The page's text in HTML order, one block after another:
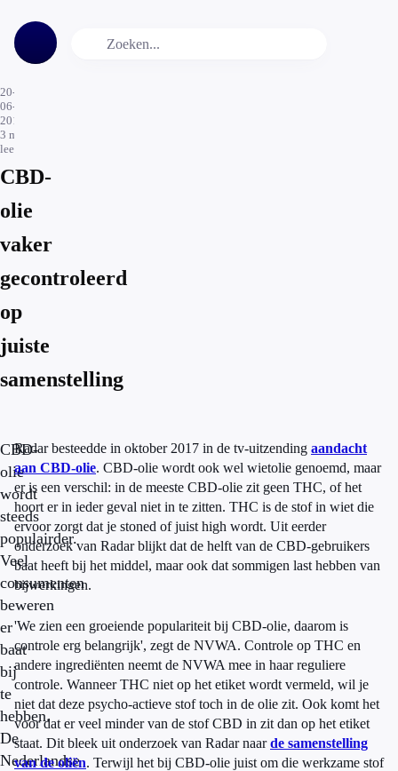
20-
06-
2018
3 min.
leestijd
CBD-
olie
vaker
gecontroleerd
op
juiste
samenstelling
CBD-
olie
wordt
steeds
populairder.
Veel
consumenten
beweren
er
baat
bij
te
hebben.
De
Nederlandse
Radar besteedde in oktober 2017 in de tv-uitzending aandacht
aan CBD-olie. CBD-olie wordt ook wel wietolie genoemd, maar
er is een verschil: in de meeste CBD-olie zit geen THC, of het
hoort er in ieder geval niet in te zitten. THC is de stof in wiet die
ervoor zorgt dat je stoned of juist high wordt. Uit eerder
onderzoek van Radar blijkt dat de helft van de CBD-gebruikers
baat heeft bij het middel, maar ook dat sommigen last hebben van
bijwerkingen.
'We zien een groeiende populariteit bij CBD-olie, daarom is
controle erg belangrijk', zegt de NVWA. Controle op THC en
andere ingrediënten neemt de NVWA mee in haar reguliere
controle. Wanneer THC niet op het etiket wordt vermeld, wil je
niet dat deze psycho-actieve stof toch in de olie zit. Ook komt het
voor dat er veel minder van de stof CBD in zit dan op het etiket
staat. Dit bleek uit onderzoek van Radar naarde samenstelling
van de oliën. Terwijl het bij CBD-olie juist om die werkzame stof